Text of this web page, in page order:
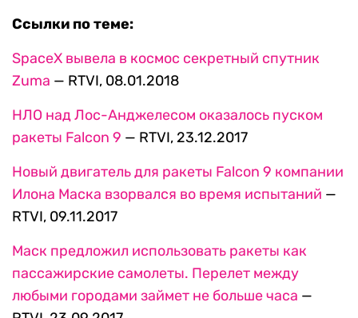
Ссылки по теме:
SpaceX вывела в космос секретный спутник
Zuma — RTVI, 08.01.2018
НЛО над Лос-Анджелесом оказалось пуском
ракеты Falcon 9 — RTVI, 23.12.2017
Новый двигатель для ракеты Falcon 9 компании
Илона Маска взорвался во время испытаний —
RTVI, 09.11.2017
Маск предложил использовать ракеты как
пассажирские самолеты. Перелет между
любыми городами займет не больше часа —